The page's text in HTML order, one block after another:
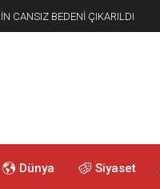
CANSIZ BEDENİ ÇIKARILDI
Dünya Siyaset